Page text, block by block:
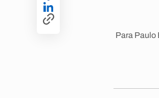
Para Paulo